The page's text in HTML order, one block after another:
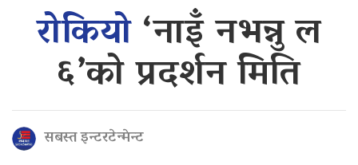
रोकियो‘नाइँ नभन्नु ल
६’को प्रदर्शन मिति
सबस्त इन्टरटेन्मेन्ट